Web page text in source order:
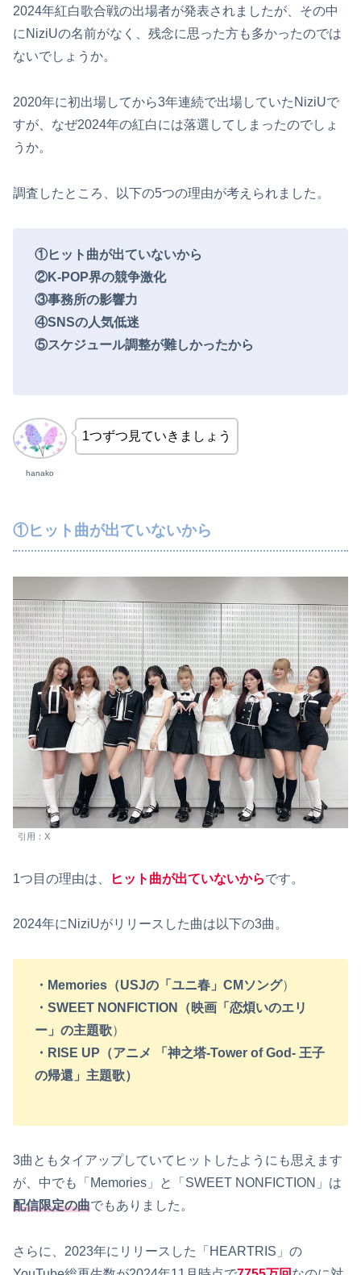
2024年紅白歌合戦の出場者が発表されましたが、その中
にNiziUの名前がなく、残念に思った方も多かったのでは
ないでしょうか。
2020年に初出場してから3年連続で出場していたNiziUで
すが、なぜ2024年の紅白には落選してしまったのでしょ
うか。
調査したところ、以下の5つの理由が考えられました。
①ヒット曲が出ていないから
②K-POP界の競争激化
③事務所の影響力
④SNSの人気低迷
⑤スケジュール調整が難しかったから
hanako
1つずつ見ていきましょう
①ヒット曲が出ていないから
引用：X
1つ目の理由は、 ヒット曲が出ていないからです。
2024年にNiziUがリリースした曲は以下の3曲。
・Memories（USJの「ユニ春」CMソング）
・SWEET NONFICTION（映画「恋煩いのエリ
ー」の主題歌）
・RISE UP（アニメ 「神之塔-Tower of God- 王子
の帰還」主題歌）
3曲ともタイアップしていてヒットしたようにも思えます
が、中でも「Memories」と「SWEET NONFICTION」は
配信限定の曲でもありました。
さらに、2023年にリリースした「HEARTRIS」の